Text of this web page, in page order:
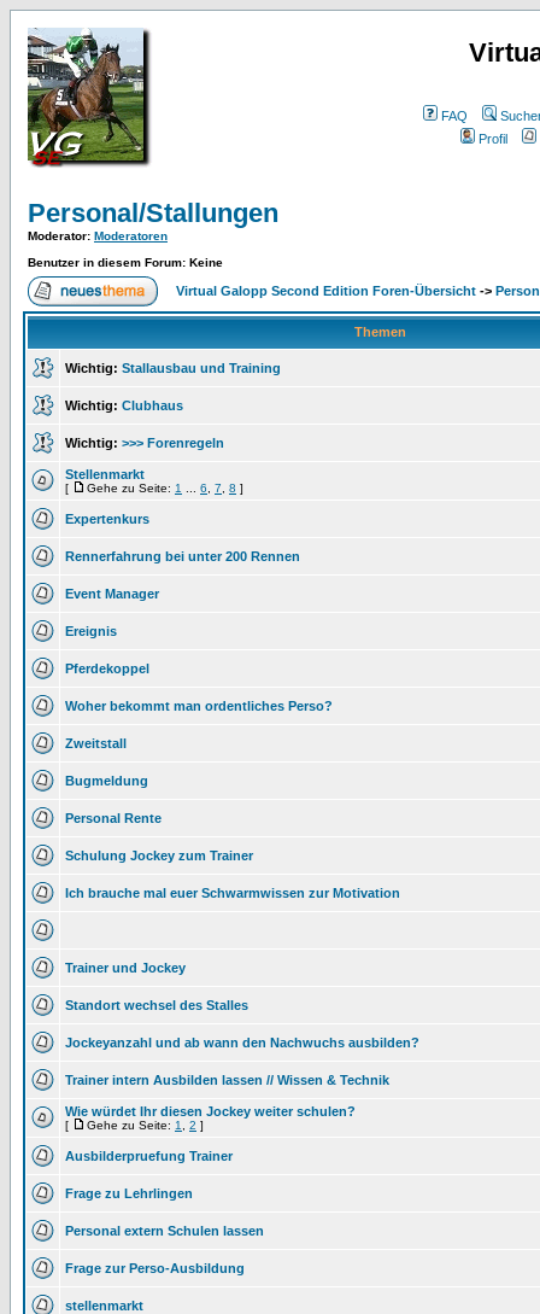
FAQ
Profil
Personal/Stallungen
Moderator: Moderatoren
Benutzer in diesem Forum: Keine
Virtual Galopp Second Edition Foren-Übersicht ->
Themen
Wichtig: Stallausbau und Training
Wichtig: Clubhaus
Wichtig: >>> Forenregeln
Stellenmarkt
[ Gehe zu Seite: 1 6 7 8 ]
Expertenkurs
Rennerfahrung bei unter 200 Rennen
Event Manager
Ereignis
Pferdekoppel
Woher bekommt man ordentliches Perso?
Zweitstall
Bugmeldung
Personal Rente
Schulung Jockey zum Trainer
Ich brauche mal euer Schwarmwissen zur Motivation
Trainer und Jockey
Standort wechsel des Stalles
Jockeyanzahl und ab wann den Nachwuchs ausbilden?
Trainer intern Ausbilden lassen // Wissen & Technik
Wie würdet Ihr diesen Jockey weiter schulen?
[ Gehe zu Seite: 1 2 ]
Ausbilderpruefung Trainer
Frage zu Lehrlingen
Personal extern Schulen lassen
Frage zur Perso-Ausbildung
stellenmarkt